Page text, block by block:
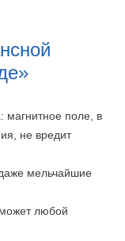
магнитное поле, в
не вредит
мельчайшие
любой